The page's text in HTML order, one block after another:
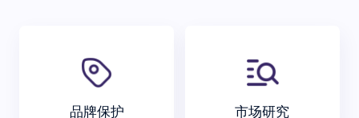
品牌保护 市场研究